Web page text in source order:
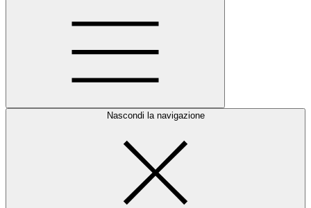
Nascondi la navigazione